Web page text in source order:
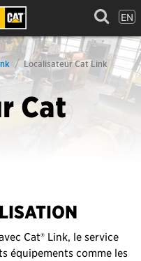
EN
Localisateur Cat Link
Cat
Cat® Link, le service
équipements comme les